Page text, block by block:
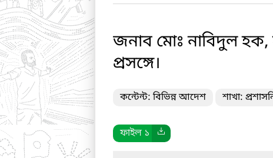
জনাব মোঃ নাবিদুল হক,
প্রসঙ্গে।
কন্টেন্ট: বিভিন্ন আদেশ শাখা:
ফাইল ১